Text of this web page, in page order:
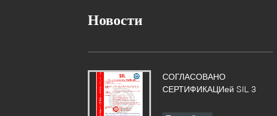
Новости
СОГЛАСОВАНО
СЕРТИФИКАЦИей SIL 3